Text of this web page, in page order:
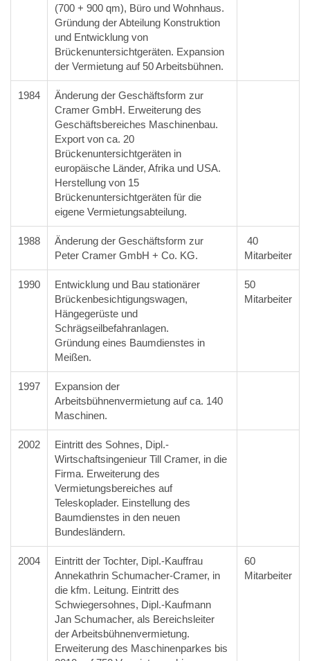
(700 + 900 qm), Büro und Wohnhaus.
Gründung der Abteilung Konstruktion
und Entwicklung von
Brückenuntersichtgeräten. Expansion
der Vermietung auf 50 Arbeitsbühnen.
1984
Änderung der Geschäftsform zur
Cramer GmbH. Erweiterung des
Geschäftsbereiches Maschinenbau.
Export von ca. 20
Brückenuntersichtgeräten in
europäische Länder, Afrika und USA.
Herstellung von 15
Brückenuntersichtgeräten für die
eigene Vermietungsabteilung.
1988
Änderung der Geschäftsform zur
Peter Cramer GmbH + Co. KG.
40
Mitarbeiter
1990
Entwicklung und Bau stationärer
Brückenbesichtigungswagen,
Hängegerüste und
Schrägseilbefahranlagen.
Gründung eines Baumdienstes in
Meißen.
50
Mitarbeiter
1997
Expansion der
Arbeitsbühnenvermietung auf ca. 140
Maschinen.
2002
Eintritt des Sohnes, Dipl.-
Wirtschaftsingenieur Till Cramer, in die
Firma. Erweiterung des
Vermietungsbereiches auf
Teleskoplader. Einstellung des
Baumdienstes in den neuen
Bundesländern.
2004
Eintritt der Tochter, Dipl.-Kauffrau
Annekathrin Schumacher-Cramer, in
die kfm. Leitung. Eintritt des
Schwiegersohnes, Dipl.-Kaufmann
Jan Schumacher, als Bereichsleiter
der Arbeitsbühnenvermietung.
Erweiterung des Maschinenparkes bis
60
Mitarbeiter